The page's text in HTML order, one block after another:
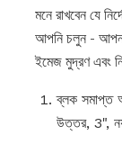
মনে রাখবেন যে
আপনি চলুন -
ইমেজ মুদ্রণ এবং
ব্লক সমাপ্ত
উত্তর, 3",